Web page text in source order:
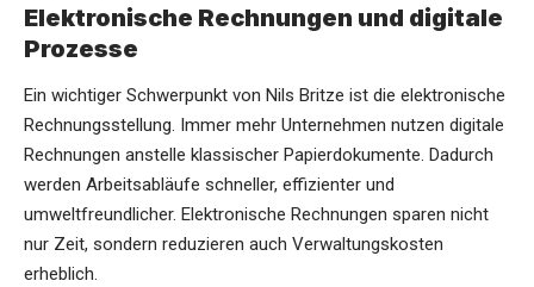
Elektronische Rechnungen und digitale
Prozesse
Ein wichtiger Schwerpunkt von Nils Britze ist die elektronische
Rechnungsstellung. Immer mehr Unternehmen nutzen digitale
Rechnungen anstelle klassischer Papierdokumente. Dadurch
werden Arbeitsabläufe schneller, effizienter und
umweltfreundlicher. Elektronische Rechnungen sparen nicht
nur Zeit, sondern reduzieren auch Verwaltungskosten
erheblich.